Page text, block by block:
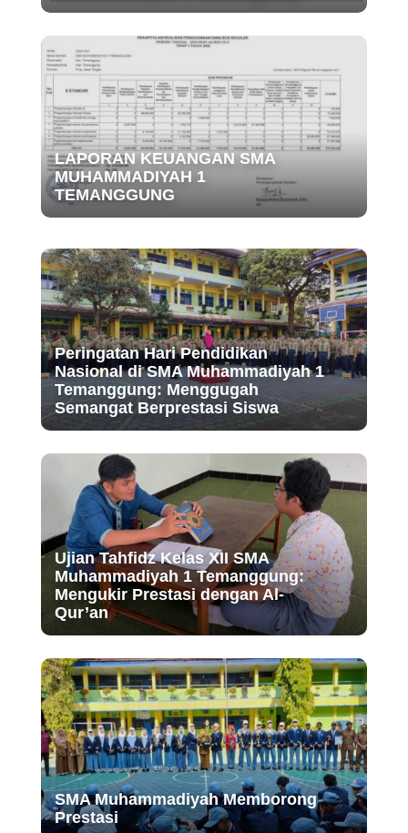
LAPORAN KEUANGAN SMA
MUHAMMADIYAH 1
TEMANGGUNG
Peringatan Hari Pendidikan
Nasional di SMA Muhammadiyah 1
Temanggung: Menggugah
Semangat Berprestasi Siswa
Ujian Tahfidz Kelas XII SMA
Muhammadiyah 1 Temanggung:
Mengukir Prestasi dengan Al-
Qur’an
SMA Muhammadiyah Memborong
Prestasi